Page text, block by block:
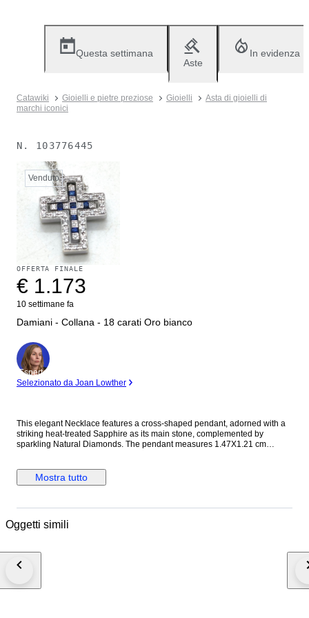
Questa settimana
Aste
In evidenza
Catawiki Gioielli e pietre preziose Gioielli
Asta di gioielli di
marchi iconici
N. 103776445
Venduto
OFFERTA FINALE
€ 1.173
10 settimane fa
Damiani - Collana - 18 carati Oro bianco
Esperto
Selezionato da Joan Lowther
This elegant Necklace features a cross-shaped pendant, adorned with a
striking heat-treated Sapphire as its main stone, complemented by
sparkling Natural Diamonds. The pendant measures 1.47X1.21 cm
guarantee is included with this item.Shipping: Shipped under DDU
(Delivery Duty Unpaid) terms / Shipping costs paid by the seller / Duty &
from April 29 to May 6, there will be delays in shipping. We appreciate
Mostra tutto
Oggetti simili